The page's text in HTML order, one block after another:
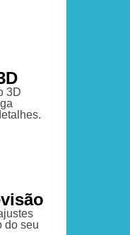
3D
do seu